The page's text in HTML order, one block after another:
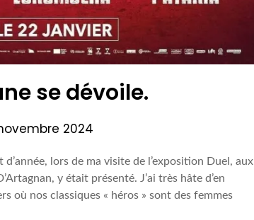
se dévoile.
2024
lors de ma visite de l’exposition Duel, aux
y était présenté. J’ai très hâte d’en
où nos classiques « héros » sont des femmes